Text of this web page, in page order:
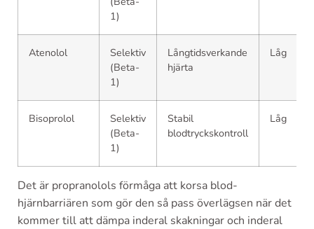
1)
Atenolol
Selektiv
(Beta-
1)
Långtidsverkande
hjärta
Låg
Bisoprolol
Selektiv
(Beta-
1)
Stabil
blodtryckskontroll
Låg
Det är propranolols förmåga att korsa blod-
hjärnbarriären som gör den så pass överlägsen när det
kommer till att dämpa inderal skakningar och inderal